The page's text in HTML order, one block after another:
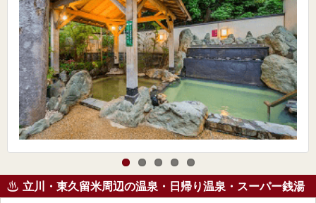
立川・東久留米周辺の温泉・日帰り温泉・スーパー銭湯